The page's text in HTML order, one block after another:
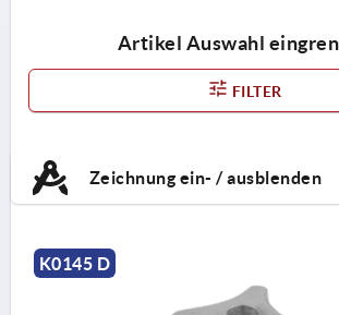
Artikel Auswahl
FILTER
Zeichnung ein- / ausblenden
K0145 D